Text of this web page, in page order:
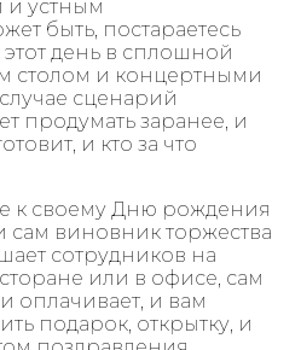
и устным
быть, постараетесь
день в сплошной
столом и концертными
сценарий
продумать заранее, и
и кто за что
к своему Дню рождения
сам виновник торжества
сотрудников на
или в офисе, сам
оплачивает, и вам
подарок, открытку, и